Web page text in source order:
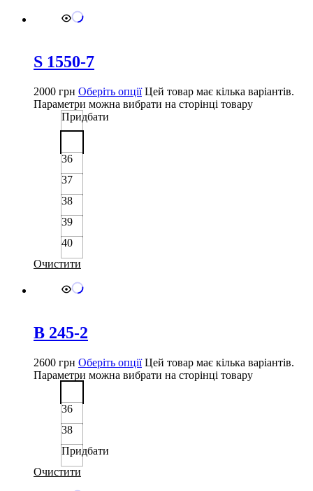
S 1550-7
2000 грн Оберіть опції Цей товар має кілька варіантів.
Параметри можна вибрати на сторінці товару
Придбати
36
37
38
39
40
Очистити
B 245-2
2600 грн Оберіть опції Цей товар має кілька варіантів.
Параметри можна вибрати на сторінці товару
36
38
Придбати
Очистити